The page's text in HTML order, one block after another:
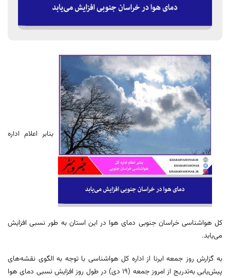
بنابر اعلام اداره
کل هواشناسی خراسان جنوبی دمای هوا در این استان به طور نسبی افزایش
می‌یابد.
به گزارش روز جمعه ایرنا از اداره کل هواشناسی با توجه به الگوی نقشه‌های
پیش‌یابی به‌تدریج از امروز جمعه (۱۹ دی) در طول روز افزایش نسبی دمای هوا